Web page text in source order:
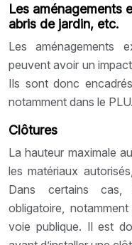
Les aménagements
abris de jardin, etc.
Les aménagements
peuvent avoir un
Ils sont donc
notamment dans le PLU.
Clôtures
La hauteur maximale
les matériaux
Dans certains cas,
obligatoire,
voie publique. Il est